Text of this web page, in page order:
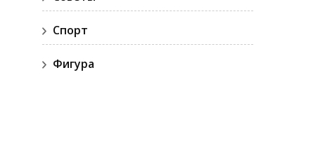
Спорт
Фигура